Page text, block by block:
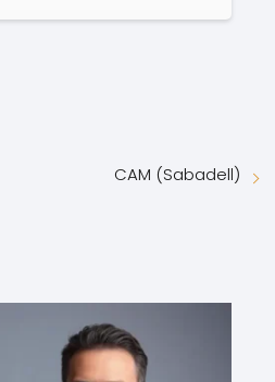
CAM (Sabadell)